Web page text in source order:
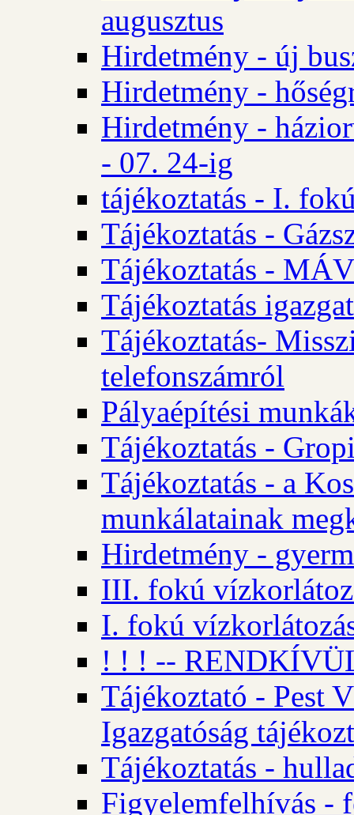
augusztus
Hirdetmény - új
Hirdetmény -
Hirdetmény -
- 07. 24-ig
tájékoztatás - I.
Tájékoztatás -
Tájékoztatás -
Tájékoztatás
Tájékoztatás-
telefonszámról
Pályaépítési
Tájékoztatás -
Tájékoztatás - a
munkálatainak
Hirdetmény -
III. fokú
I. fokú
! ! ! --
Tájékoztató - Pest
Igazgatóság
Tájékoztatás -
Figyelemfelhívás -